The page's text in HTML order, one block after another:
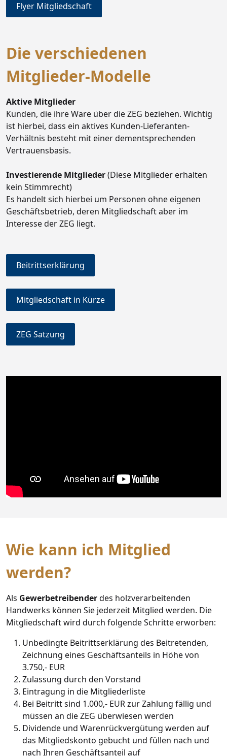
Flyer Mitgliedschaft
Die verschiedenen
Mitglieder-Modelle
Aktive Mitglieder
Kunden, die ihre Ware über die ZEG beziehen. Wichtig
ist hierbei, dass ein aktives Kunden-Lieferanten-
Verhältnis besteht mit einer dementsprechenden
Vertrauensbasis.
Investierende Mitglieder(Diese Mitglieder erhalten
kein Stimmrecht)
Es handelt sich hierbei um Personen ohne eigenen
Geschäftsbetrieb, deren Mitgliedschaft aber im
Interesse der ZEG liegt.
Beitrittserklärung
Mitgliedschaft in Kürze
ZEG Satzung
Wie kann ich Mitglied
werden?
Als Gewerbetreibenderdes holzverarbeitenden
Handwerks können Sie jederzeit Mitglied werden. Die
Mitgliedschaft wird durch folgende Schritte erworben:
Unbedingte Beitrittserklärung des Beitretenden,
Zeichnung eines Geschäftsanteils in Höhe von
3.750,- EUR
Zulassung durch den Vorstand
Eintragung in die Mitgliederliste
Bei Beitritt sind 1.000,- EUR zur Zahlung fällig und
müssen an die ZEG überwiesen werden
Dividende und Warenrückvergütung werden auf
das Mitgliedskonto gebucht und füllen nach und
nach Ihren Geschäftsanteil auf